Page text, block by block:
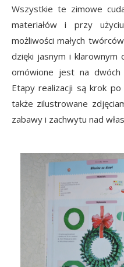
Wszystkie te zimowe
materiałów i przy
możliwości małych
dzięki jasnym i klarownym
omówione jest na dwóch
Etapy realizacji są krok
także zilustrowane
zabawy i zachwytu nad